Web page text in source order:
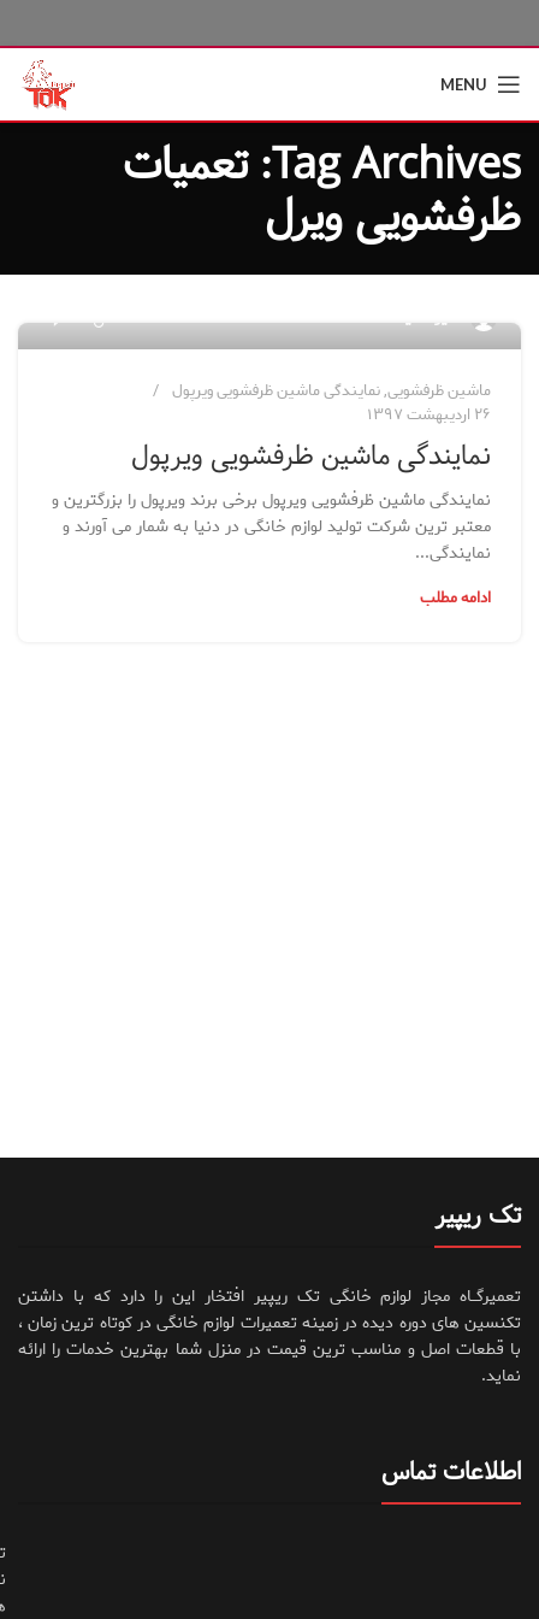
MENU
Tag Archives: تعمیات
ظرفشویی ویرل
مدیر سایت
ماشین ظرفشویی,نمایندگی ماشین ظرفشویی ویرپول
۲۶ اردیبهشت ۱۳۹۷
نمایندگی ماشین ظرفشویی ویرپول
نمایندگی ماشین ظرفشویی ویرپول برخی برند ویرپول را بزرگترین و
معتبر ترین شرکت تولید لوازم خانگی در دنیا به شمار می آورند و
نمایندگی...
ادامه مطلب
تک ریپیر
تعمیرگــاه مجاز لوازم خانگی تک ریپیر افتخار این را دارد که با داشتن
تکنسین های دوره دیده در زمینه تعمیرات لوازم خانگی در کوتاه ترین زمان ،
با قطعات اصل و مناسب ترین قیمت در منزل شما بهترین خدمات را ارائه
نماید.
اطلاعات تماس